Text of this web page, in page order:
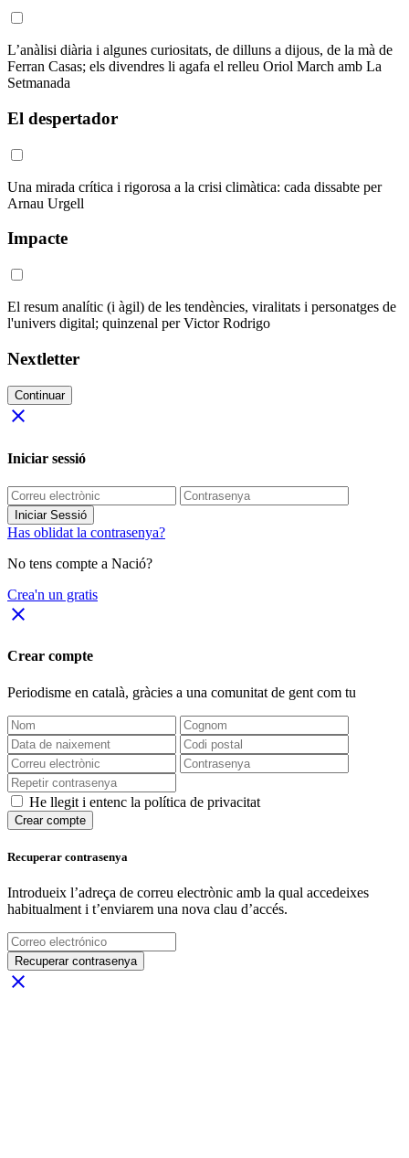
L’anàlisi diària i algunes curiositats, de dilluns a dijous, de la mà de
Ferran Casas; els divendres li agafa el relleu Oriol March amb La
Setmanada
El despertador
Una mirada crítica i rigorosa a la crisi climàtica: cada dissabte per
Arnau Urgell
Impacte
El resum analític (i àgil) de les tendències, viralitats i personatges de
l'univers digital; quinzenal per Victor Rodrigo
Nextletter
Continuar
close
Iniciar sessió
Iniciar Sessió
Has oblidat la contrasenya?
No tens compte a Nació?
Crea'n un gratis
close
Crear compte
Periodisme en català, gràcies a una comunitat de gent com tu
He llegit i entenc la política de privacitat
Crear compte
Recuperar contrasenya
Introdueix l’adreça de correu electrònic amb la qual accedeixes
habitualment i t’enviarem una nova clau d’accés.
Recuperar contrasenya
close